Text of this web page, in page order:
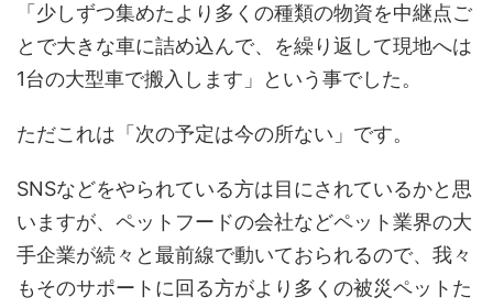
「少しずつ集めたより多くの種類の物資を中継点ご
とで大きな車に詰め込んで、を繰り返して現地へは
1台の大型車で搬入します」という事でした。
ただこれは「次の予定は今の所ない」です。
SNSなどをやられている方は目にされているかと思
いますが、ペットフードの会社などペット業界の大
手企業が続々と最前線で動いておられるので、我々
もそのサポートに回る方がより多くの被災ペットた